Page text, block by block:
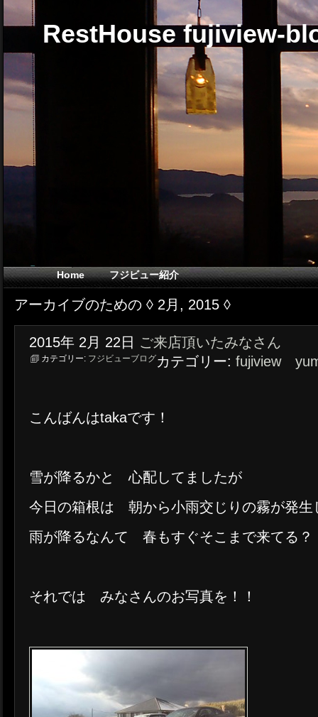
RestHouse fujiview-
Home フジビュー紹介
アーカイブのための ◊ 2月, 2015 ◊
2015年 2月 22日 ご来店頂いたみなさん
カテゴリー: fujiview
カテゴリー: フジビューブログ
こんばんはtakaです！
雪が降るかと 心配してましたが
今日の箱根は 朝から小雨交じりの霧が発生
雨が降るなんて 春もすぐそこまで来てる
それでは みなさんのお写真を！！